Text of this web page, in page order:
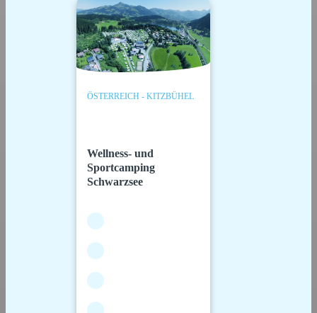
ÖSTERREICH - KITZBÜHEL
Wellness- und
Sportcamping
Schwarzsee